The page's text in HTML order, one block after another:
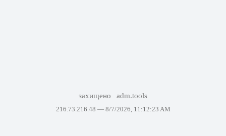
захищено adm.tools
216.73.216.48 — 8/7/2026, 11:12:23 AM